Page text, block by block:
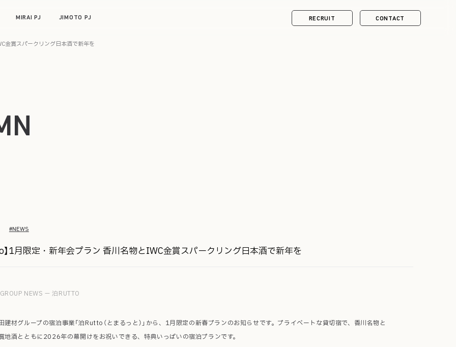
MIRAI PJ JIMOTO PJ RECRUIT CONTACT
金賞スパークリング日本酒で新年を
#NEWS
】1月限定・新年会プラン 香川名物とIWC金賞スパークリング日本酒で新年を
GROUP NEWS — 泊RUTTO
建材グループの宿泊事業「泊Rutto（とまるっと）」から、1月限定の新春プランのお知らせです。プライベートな貸切宿で、香川名物と
地酒とともに2026年の幕開けをお祝いできる、特典いっぱいの宿泊プランです。